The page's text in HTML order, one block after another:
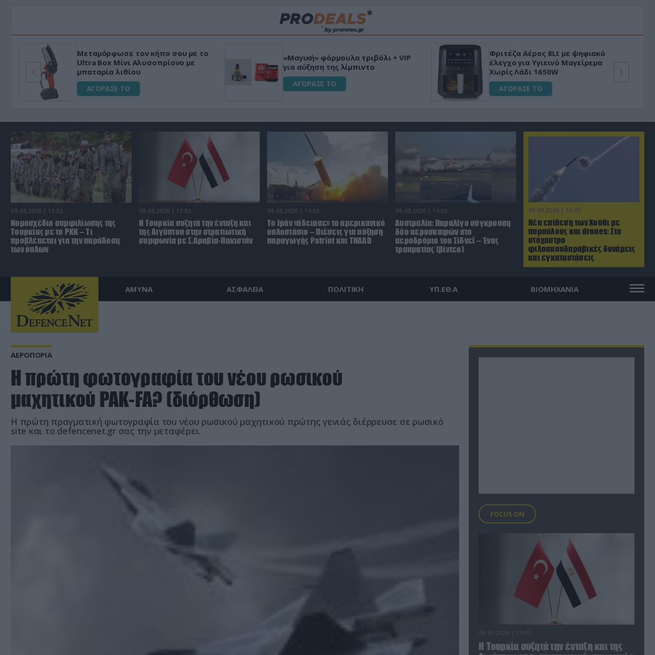
Μεταμόρφωσε τον κήπο σου με το
Ultra Box Μίνι Αλυσοπρίονο με
μπαταρία λιθίου
ΑΓΟΡΑΣΕ ΤΟ
«Μαγική» φόρμουλα τριβόλι + VIP
για αύξηση της λίμπιντο
ΑΓΟΡΑΣΕ ΤΟ
Φριτέζα Αέρος 8Lt με ψηφιακό
έλεγχο για Υγιεινό Μαγείρεμα
Χωρίς Λάδι 1650W
ΑΓΟΡΑΣΕ ΤΟ
09.08.2026 | 16:02
Νέα επίθεση των Χούθι με
πυραύλους και drones: Στο
στόχαστρο
φιλοσαουδαραβικές δυνάμεις
και εγκαταστάσεις
09.08.2026 | 15:02
Νομοσχέδιο συμφιλίωσης της
Τουρκίας με το ΡΚΚ – Τι
προβλέπεται για την παράδοση
των όπλων
09.08.2026 | 15:02
Η Τουρκία συζητά την ένταξη και
της Αιγύπτου στην στρατιωτική
συμφωνία με Σ.Αραβία-Πακιστάν
09.08.2026 | 14:02
Το Ιράν «άδειασε» το αμερικανικό
οπλοστάσιο – Πιέσεις για αύξηση
παραγωγής Patriot και THAAD
09.08.2026 | 14:02
Αυστραλία: Παραλίγο σύγκρουση
δύο αεροσκαφών στο
αεροδρόμιο του Σίδνεϊ – Ένας
τραυματίας (βίντεο)
ΑΜΥΝΑ ΑΣΦΑΛΕΙΑ ΠΟΛΙΤΙΚΗ ΥΠ.ΕΘ.Α ΒΙΟΜΗΧΑΝΙΑ
ΑΕΡΟΠΟΡΙΑ
H πρώτη φωτογραφία του νέου ρωσικού
μαχητικού PAK-FA? (διόρθωση)
Η πρώτη πραγματική φωτογραφία του νέου ρωσικού μαχητικού πρώτης γενιάς διέρρευσε σε ρωσικό
site και το defencenet.gr σας την μεταφέρει.
FOCUS ON
Η Τουρκία συζητά την ένταξη και της